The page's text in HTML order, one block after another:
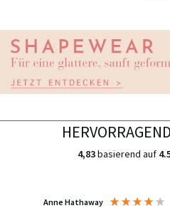
HERVORRAGEND
4,83basierend auf
Anne Hathaway